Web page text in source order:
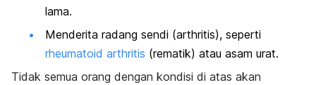
lama.
Menderita radang sendi (arthritis), seperti
rheumatoid arthritis (rematik) atau asam urat.
Tidak semua orang dengan kondisi di atas akan